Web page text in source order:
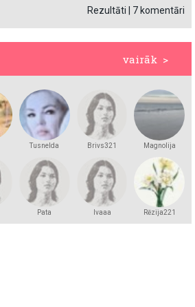
Rezultāti 7 komentāri
vairāk >
Tusnelda Brivs321 Magnolija
Pata lvaaa Rēzija221